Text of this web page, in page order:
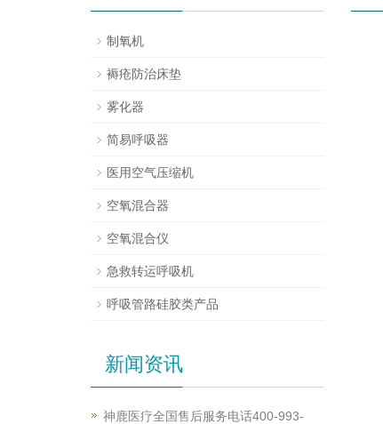
制氧机
褥疮防治床垫
雾化器
简易呼吸器
医用空气压缩机
空氧混合器
空氧混合仪
急救转运呼吸机
呼吸管路硅胶类产品
新闻资讯
神鹿医疗全国售后服务电话400-993-